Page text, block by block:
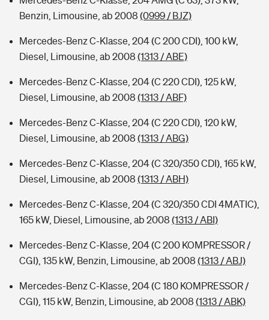
Benzin, Limousine, ab 2008 (0999 / BJZ)
Mercedes-Benz C-Klasse, 204 (C 200 CDI), 100 kW,
Diesel, Limousine, ab 2008 (1313 / ABE)
Mercedes-Benz C-Klasse, 204 (C 220 CDI), 125 kW,
Diesel, Limousine, ab 2008 (1313 / ABF)
Mercedes-Benz C-Klasse, 204 (C 220 CDI), 120 kW,
Diesel, Limousine, ab 2008 (1313 / ABG)
Mercedes-Benz C-Klasse, 204 (C 320/350 CDI), 165 kW,
Diesel, Limousine, ab 2008 (1313 / ABH)
Mercedes-Benz C-Klasse, 204 (C 320/350 CDI 4MATIC),
165 kW, Diesel, Limousine, ab 2008 (1313 / ABI)
Mercedes-Benz C-Klasse, 204 (C 200 KOMPRESSOR /
CGI), 135 kW, Benzin, Limousine, ab 2008 (1313 / ABJ)
Mercedes-Benz C-Klasse, 204 (C 180 KOMPRESSOR /
CGI), 115 kW, Benzin, Limousine, ab 2008 (1313 / ABK)